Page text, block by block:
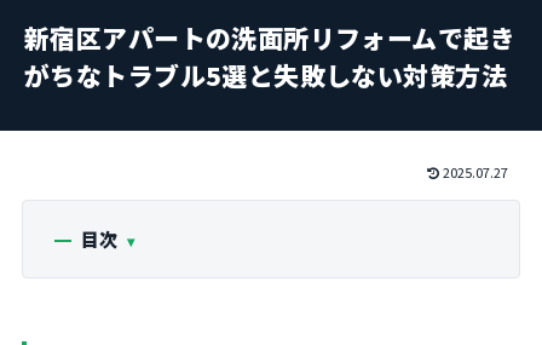
新宿区アパートの洗面所リフォームで起き
がちなトラブル5選と失敗しない対策方法
2025.07.27
目次